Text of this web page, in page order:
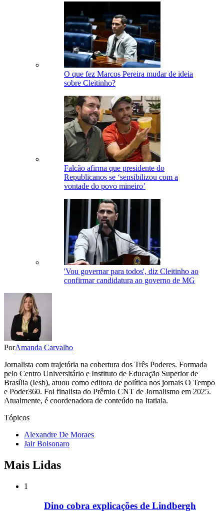
O que fez Marcos Pereira mudar de ideia
sobre Cleitinho?
Falcão afirma que presidente do
Republicanos se ‘sensibilizou com a
vontade do povo mineiro’
'Vou governar para todos', diz Cleitinho ao
confirmar candidatura ao governo de MG
PorAmanda Carvalho
Jornalista com trajetória na cobertura dos Três Poderes. Formada
pelo Centro Universitário e Instituto de Educação Superior de
Brasília (Iesb), atuou como editora de política nos jornais O Tempo
e Poder360. Foi finalista do Prêmio CNT de Jornalismo em 2025.
Atualmente, é coordenadora de conteúdo na Itatiaia.
Tópicos
Alexandre De Moraes
Jair Bolsonaro
Mais Lidas
1
Dino cobra explicações de Lindbergh